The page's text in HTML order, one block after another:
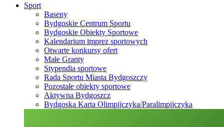
Sport
Baseny
Bydgoskie Centrum Sportu
Bydgoskie Obiekty Sportowe
Kalendarium imprez sportowych
Otwarte konkursy ofert
Małe Granty
Stypendia sportowe
Rada Sportu Miasta Bydgoszczy
Pozostałe obiekty sportowe
Aktywna Bydgoszcz
Bydgoska Karta Olimpijczyka/Paralimpijczyka